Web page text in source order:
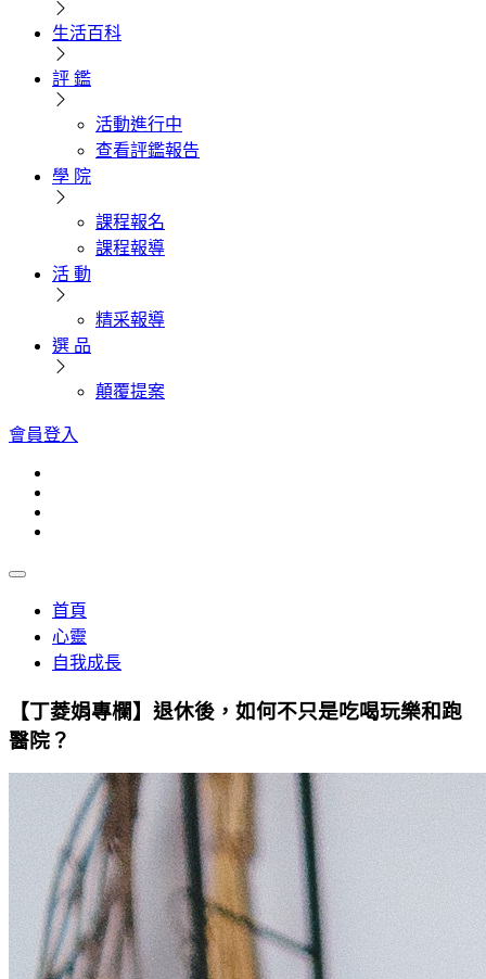
生活百科
評 鑑
活動進行中
查看評鑑報告
學 院
課程報名
課程報導
活 動
精采報導
選 品
顛覆提案
會員登入
首頁
心靈
自我成長
【丁菱娟專欄】退休後，如何不只是吃喝玩樂和跑
醫院？